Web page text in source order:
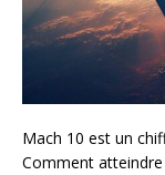
Mach 10 est un
Comment